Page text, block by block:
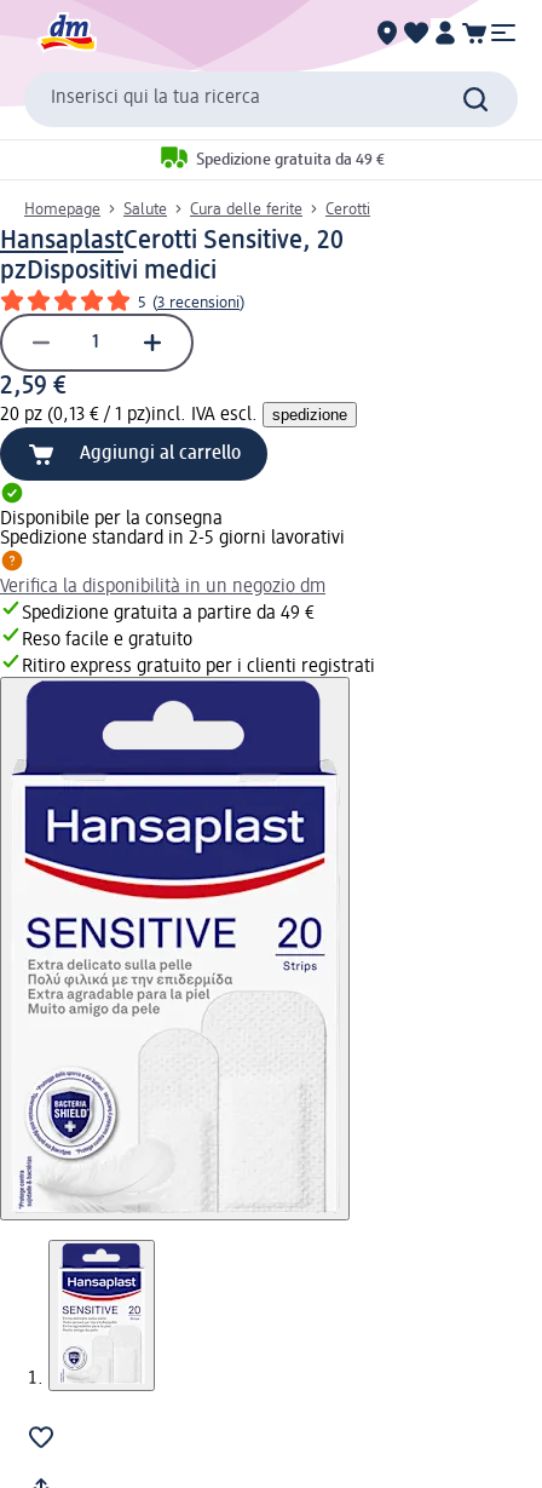
Inserisci qui la tua ricerca
Spedizione gratuita da 49 €
Homepage Salute Cura delle ferite Cerotti
HansaplastCerotti Sensitive, 20
pzDispositivi medici
5 (3 recensioni)
2,59 €
20 pz (0,13 € / 1 pz)incl. IVA escl. spedizione
Aggiungi al carrello
Disponibile per la consegna
Spedizione standard in 2-5 giorni lavorativi
Verifica la disponibilità in un negozio dm
Spedizione gratuita a partire da 49 €
Reso facile e gratuito
Ritiro express gratuito per i clienti registrati